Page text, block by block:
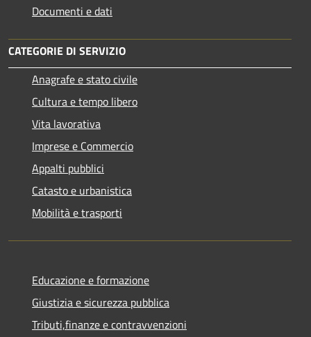
Documenti e dati
CATEGORIE DI SERVIZIO
Anagrafe e stato civile
Cultura e tempo libero
Vita lavorativa
Imprese e Commercio
Appalti pubblici
Catasto e urbanistica
Mobilità e trasporti
Educazione e formazione
Giustizia e sicurezza pubblica
Tributi,finanze e contravvenzioni